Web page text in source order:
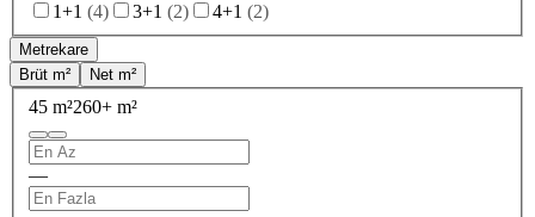
1+1 (4) 3+1 (2) 4+1 (2)
Metrekare
Brüt m²
Net m²
45 m²260+ m²
—